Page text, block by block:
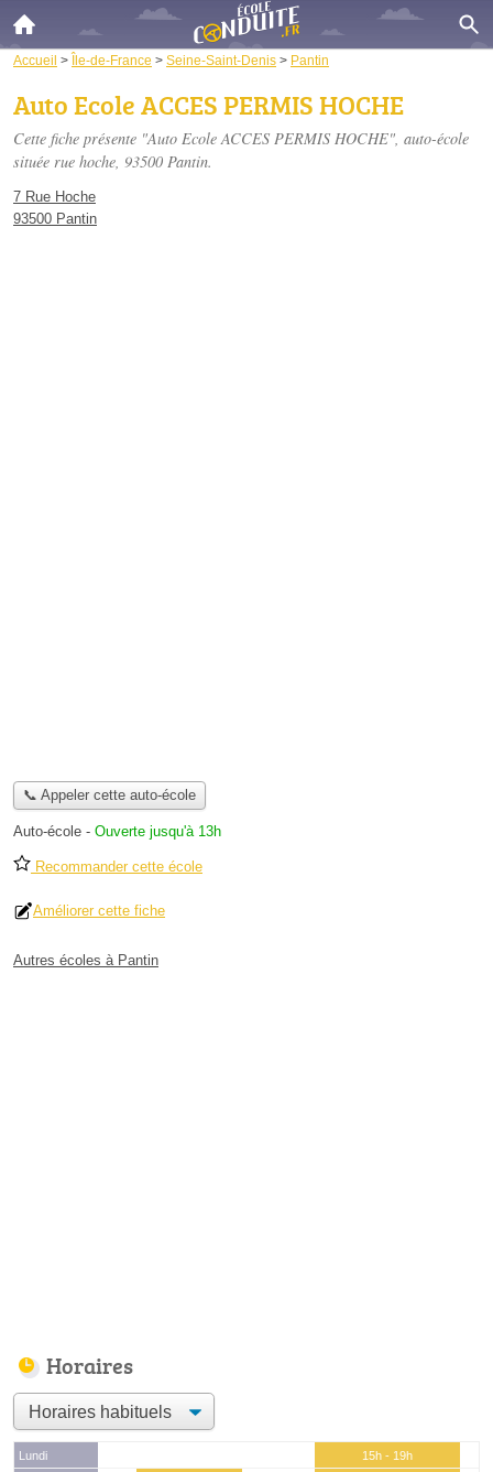
Accueil > Île-de-France > Seine-Saint-Denis > Pantin
Auto Ecole ACCES PERMIS HOCHE
Cette fiche présente "Auto Ecole ACCES PERMIS HOCHE", auto-école
située rue hoche, 93500 Pantin.
7 Rue Hoche
93500 Pantin
📞 Appeler cette auto-école
Auto-école - Ouverte jusqu'à 13h
Recommander cette école
Améliorer cette fiche
Autres écoles à Pantin
Horaires
Lundi
15h - 19h